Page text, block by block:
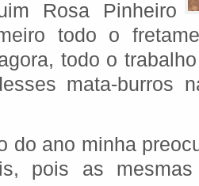
Rosa Pinheiro
todo o
todo o
mata-burros
do ano minha
pois as